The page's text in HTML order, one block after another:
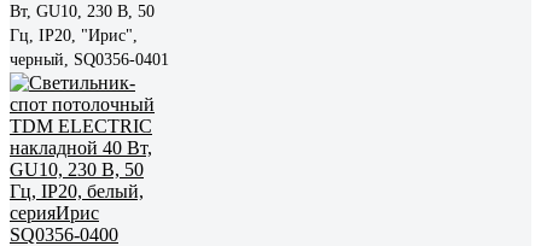
Вт, GU10, 230 В, 50
Гц, IP20, "Ирис",
черный, SQ0356-0401